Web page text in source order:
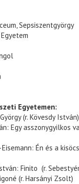
Sepsiszentgyörgy
Egyetemen:
(r. Kövesdy István)
Egy asszonygyilkos
Én és a
Finito (r.
(r. Harsányi Zsolt)